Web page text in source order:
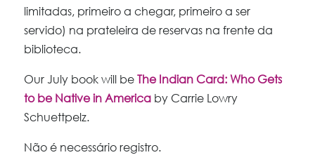
limitadas, primeiro a chegar, primeiro a ser
servido) na prateleira de reservas na frente da
biblioteca.
Our July book will be The Indian Card: Who Gets
to be Native in Americaby Carrie Lowry
Schuettpelz.
Não é necessário registro.